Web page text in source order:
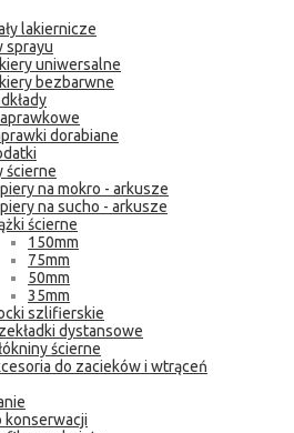
lakiernicze
sprayu
uniwersalne
bezbarwne
dorabiane
ścierne
na mokro - arkusze
na sucho - arkusze
ścierne
150mm
75mm
50mm
35mm
szlifierskie
dystansowe
ścierne
do zacieków i wtrąceń
konserwacji